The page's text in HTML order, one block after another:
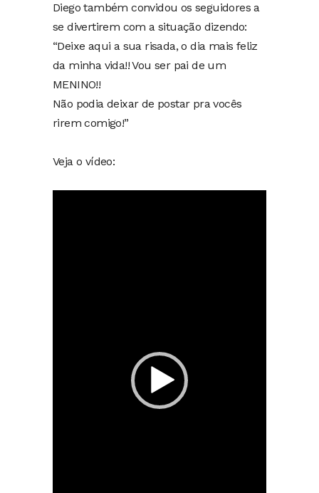
Diego também convidou os seguidores a
se divertirem com a situação dizendo:
“Deixe aqui a sua risada, o dia mais feliz
da minha vida!! Vou ser pai de um
MENINO!!
Não podia deixar de postar pra vocês
rirem comigo!”
Veja o vídeo: